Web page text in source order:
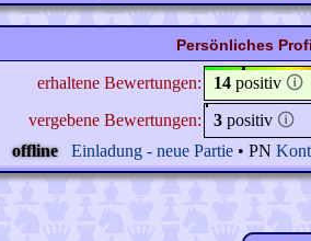
Persönliches
erhaltene Bewertungen: 14 positiv 🛈
vergebene Bewertungen:
3 positiv 🛈
offline
Einladung - neue Partie • PN